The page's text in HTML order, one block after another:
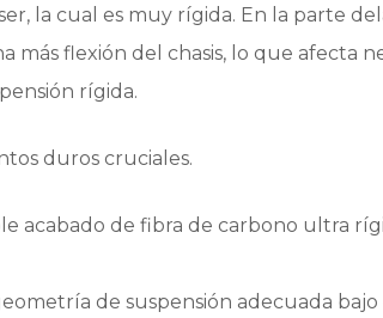
la cual es muy rígida. En la parte
flexión del chasis, lo que afecta
rígida.
duros cruciales.
acabado de fibra de carbono ultra
de suspensión adecuada bajo